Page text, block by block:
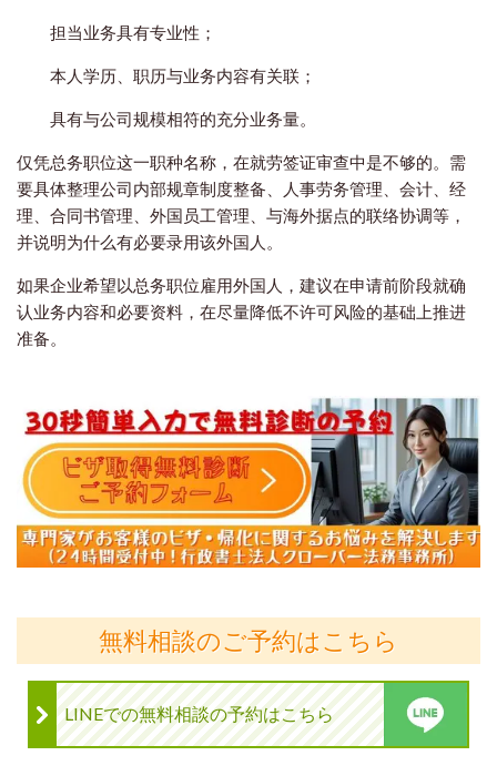
担当业务具有专业性；
本人学历、职历与业务内容有关联；
具有与公司规模相符的充分业务量。
仅凭总务职位这一职种名称，在就劳签证审查中是不够的。需
要具体整理公司内部规章制度整备、人事劳务管理、会计、经
理、合同书管理、外国员工管理、与海外据点的联络协调等，
并说明为什么有必要录用该外国人。
如果企业希望以总务职位雇用外国人，建议在申请前阶段就确
认业务内容和必要资料，在尽量降低不许可风险的基础上推进
准备。
無料相談のご予約はこちら
LINEでの無料相談の予約はこちら